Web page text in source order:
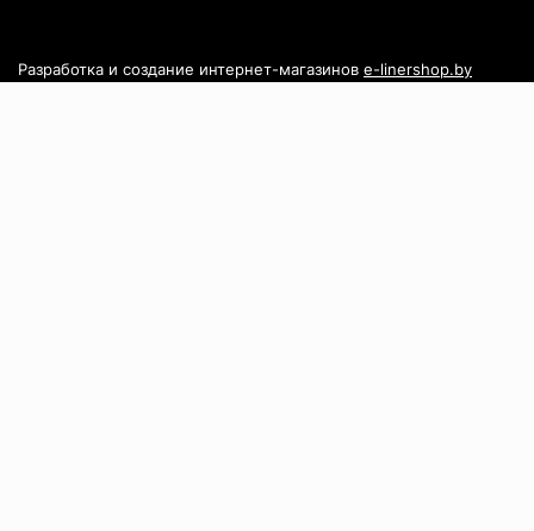
Разработка и создание интернет-магазинов e-linershop.by